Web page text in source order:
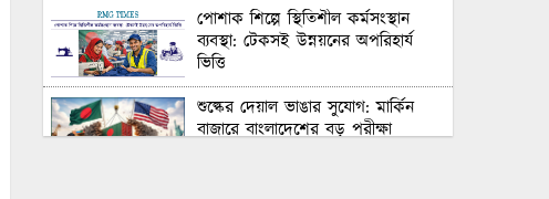
পোশাক শিল্পে স্থিতিশীল কর্মসংস্থান
ব্যবস্থা: টেকসই উন্নয়নের অপরিহার্য
ভিত্তি
শুল্কের দেয়াল ভাঙার সুযোগ: মার্কিন
বাজারে বাংলাদেশের বড় পরীক্ষা